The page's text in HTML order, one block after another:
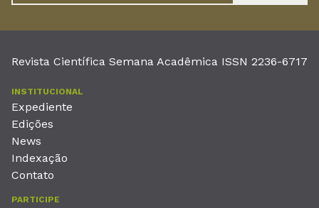
Revista Científica Semana Acadêmica ISSN 2236-6717
INSTITUCIONAL
Expediente
Edições
News
Indexação
Contato
PARTICIPE